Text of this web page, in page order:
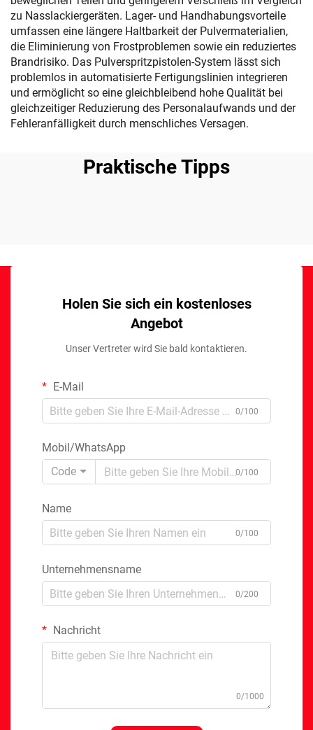
zu Nasslackiergeräten. Lager- und Handhabungsvorteile
umfassen eine längere Haltbarkeit der Pulvermaterialien,
die Eliminierung von Frostproblemen sowie ein reduziertes
Brandrisiko. Das Pulverspritzpistolen-System lässt sich
problemlos in automatisierte Fertigungslinien integrieren
und ermöglicht so eine gleichbleibend hohe Qualität bei
gleichzeitiger Reduzierung des Personalaufwands und der
Fehleranfälligkeit durch menschliches Versagen.
Praktische Tipps
Holen Sie sich ein kostenloses
Angebot
Unser Vertreter wird Sie bald kontaktieren.
E-Mail
0/100
Mobil/WhatsApp
Code
0/100
Name
0/100
Unternehmensname
0/200
Nachricht
0/1000